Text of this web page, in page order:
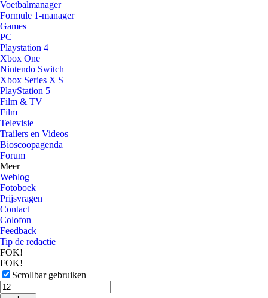
Voetbalmanager
Formule 1-manager
Games
PC
Playstation 4
Xbox One
Nintendo Switch
Xbox Series X|S
PlayStation 5
Film & TV
Film
Televisie
Trailers en Videos
Bioscoopagenda
Forum
Meer
Weblog
Fotoboek
Prijsvragen
Contact
Colofon
Feedback
Tip de redactie
FOK!
FOK!
Scrollbar gebruiken